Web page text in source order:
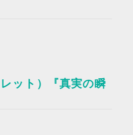
レット）『真実の瞬